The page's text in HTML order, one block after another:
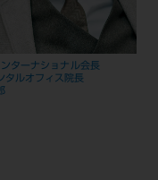
ターナショナル会長
タルオフィス院長
いて